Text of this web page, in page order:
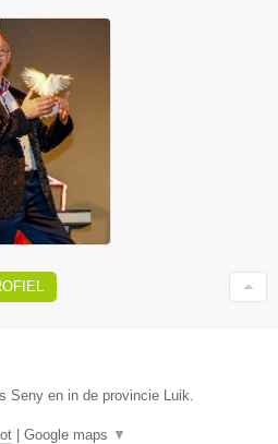
Seny en in de provincie Luik.
Google maps ▼